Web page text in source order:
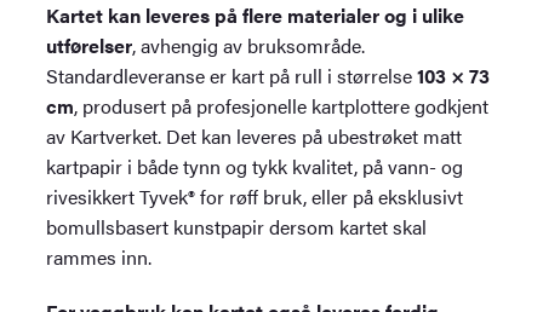
Kartet kan leveres på flere materialer og i ulike
utførelser, avhengig av bruksområde.
Standardleveranse er kart på rull i størrelse103 × 73
cm, produsert på profesjonelle kartplottere godkjent
av Kartverket. Det kan leveres på ubestrøket matt
kartpapir i både tynn og tykk kvalitet, på vann- og
rivesikkert Tyvek® for røff bruk, eller på eksklusivt
bomullsbasert kunstpapir dersom kartet skal
rammes inn.